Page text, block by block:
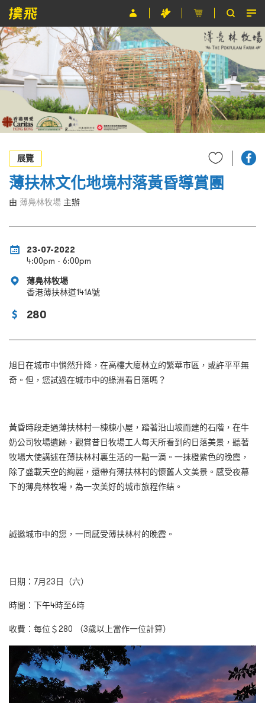
節目
主辦單位
關於撲飛
條款及細則
EN
展覽
薄扶林文化地境村落黃昏導賞團
由 薄鳧林牧場 主辦
23-07-2022
4:00pm - 6:00pm
薄鳧林牧場
香港薄扶林道141A號
280
旭日在城市中悄然升降，在高樓大廈林立的繁華市區，或許平平無
奇。但，您試過在城市中的綠洲看日落嗎？
黃昏時段走過薄扶林村一棟棟小屋，踏著沿山坡而建的石階，在牛
奶公司牧場遺跡，觀賞昔日牧場工人每天所看到的日落美景，聽著
牧場大使講述在薄扶林村裏生活的一點一滴。一抹橙紫色的晚霞，
除了盛載天空的絢麗，還帶有薄扶林村的懷舊人文美景。感受夜幕
下的薄鳧林牧場，為一次美好的城市旅程作結。
誠邀城市中的您，一同感受薄扶林村的晚霞。
日期：7月23日（六）
時間：下午4時至6時
收費：每位＄280 （3歲以上當作一位計算）